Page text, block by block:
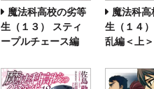
魔法科高校の劣等
生（１３） スティ
ープルチェース編
魔法科高
生（１４
乱編＜上＞